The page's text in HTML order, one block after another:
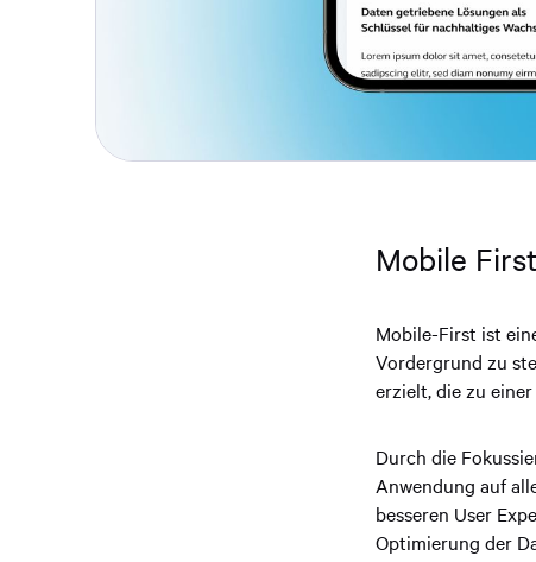
Mobile
Mobile-First ist
Vordergrund zu
erzielt, die zu
Durch die
Anwendung auf
besseren User
Optimierung der